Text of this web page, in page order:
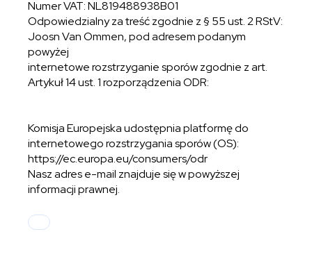
Numer VAT: NL819488938B01
Odpowiedzialny za treść zgodnie z § 55 ust. 2 RStV:
Joosn Van Ommen, pod adresem podanym
powyżej
internetowe rozstrzyganie sporów zgodnie z art.
Artykuł 14 ust. 1 rozporządzenia ODR:
Komisja Europejska udostępnia platformę do
internetowego rozstrzygania sporów (OS):
https://ec.europa.eu/consumers/odr
Nasz adres e-mail znajduje się w powyższej
informacji prawnej.